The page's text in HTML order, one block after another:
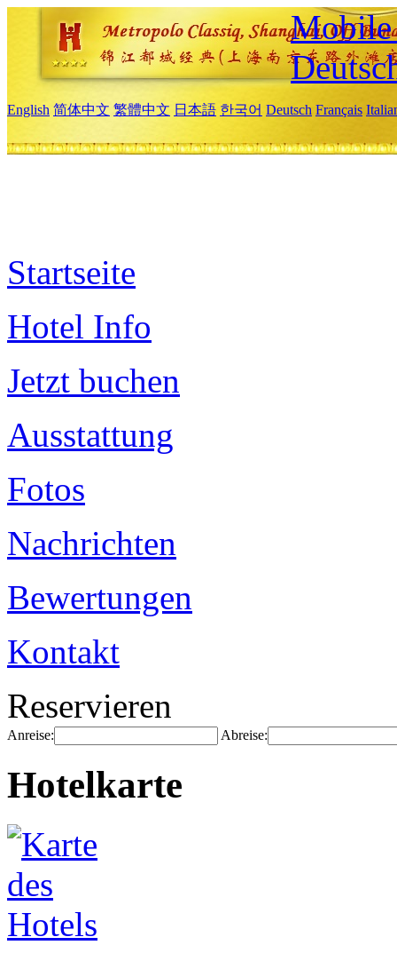
Mobile
English 简体中文 繁體中文 日本語 한국어 Deutsch Français
Startseite
Hotel Info
Jetzt buchen
Ausstattung
Fotos
Nachrichten
Bewertungen
Kontakt
Reservieren
Anreise: Abreise:
Hotelkarte